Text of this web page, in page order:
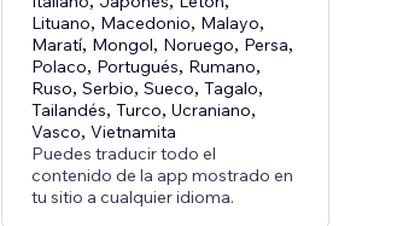
Lituano, Macedonio, Malayo,
Maratí, Mongol, Noruego, Persa,
Polaco, Portugués, Rumano,
Ruso,Serbio,Sueco,Tagalo,
Tailandés,Turco,Ucraniano,
Vasco,Vietnamita
Puedes traducir todo el
contenido de la app mostrado en
tu sitio a cualquier idioma.